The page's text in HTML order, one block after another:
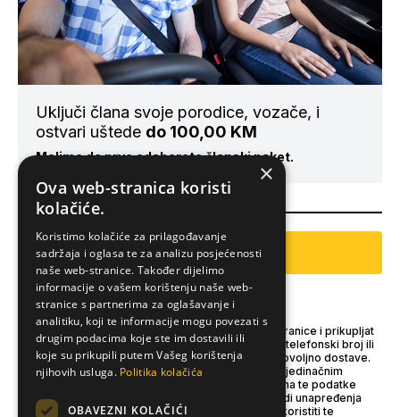
Uključi člana svoje porodice, vozače, i
ostvari uštede do 100,00 KM
Molimo da prvo odaberete članski paket.
PLAĆANJE
NAPOMENA
BIHAMK poštuje privatnost posjetioca naše web stranice i prikupljat
će samo privatne podatke kao što su ime, adresa, telefonski broj ili
e-mail adresa naših korisnika kad nam se isti dobrovoljno dostave.
Te ćemo podatke koristiti kako bismo udovoljili pojedinačnim
zahtjevima za informacijama, te ćemo se oslanjati na te podatke
kako bismo bolje razumjeli potrebe korisnika, a radi unapređenja
naših proizvoda i usluga. U tom pogledu možemo koristiti te
×
Ova web-stranica koristi
kolačiće.
Koristimo kolačiće za prilagođavanje
sadržaja i oglasa te za analizu posjećenosti
naše web-stranice. Također dijelimo
informacije o vašem korištenju naše web-
stranice s partnerima za oglašavanje i
analitiku, koji te informacije mogu povezati s
drugim podacima koje ste im dostavili ili
koje su prikupili putem Vašeg korištenja
njihovih usluga. Politika kolačića
OBAVEZNI KOLAČIĆI